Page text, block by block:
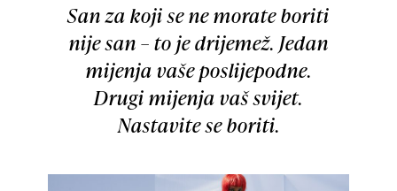
San za koji se ne morate boriti
nije san – to je drijemež. Jedan
mijenja vaše poslijepodne.
Drugi mijenja vaš svijet.
Nastavite se boriti.